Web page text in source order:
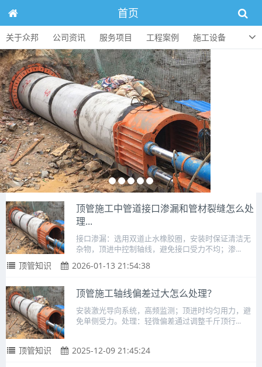
首页
关于众邦 公司资讯 服务项目 工程案例
施工设备
人才招聘
顶管知识 联系方式
顶管施工中管道接口渗漏和管材裂缝怎么处
理...
接口渗漏：选用双道止水橡胶圈，安装时保证清洁无
杂物，顶进中控制轴线，避免接口受力不均；渗...
顶管知识 2026-01-13 21:54:38
顶管施工轴线偏差过大怎么处理？
安装激光导向系统，高频监测；顶进时均匀用力，避
免单侧受力。处理：轻微偏差通过调整千斤顶行...
顶管知识 2025-12-09 21:45:24